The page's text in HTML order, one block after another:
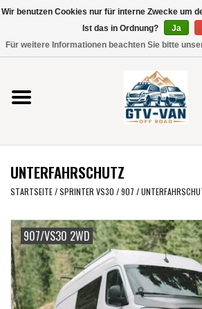
Verwende
die
nach
oben
und
unten,
Ergebnis
Drücke
die
um
zum
Vito / V-Klasse 447
Viano /Vito 639
VW T7 2025
VW T6
VW T5
VW CRAFTER / MAN TGE
UNTERFAHRSCHUTZ
STARTSEITE/SPRINTER VS30 / 907 /
907/VS30 2WD
Wir benutzen Cookies nur für interne Zwecke um
Ist das in Ordnung?
Ja
Für weitere Informationen beachten Sie bitte